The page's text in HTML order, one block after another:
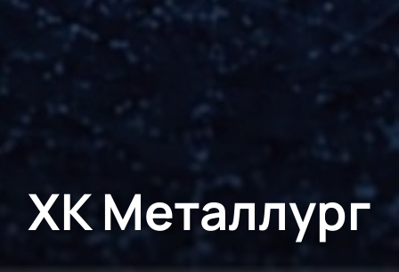
ХК Металлург